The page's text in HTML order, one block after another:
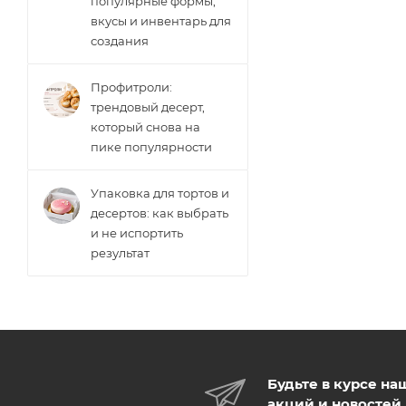
вкусы и инвентарь для
создания
Профитроли:
трендовый десерт,
который снова на
пике популярности
Упаковка для тортов и
десертов: как выбрать
и не испортить
результат
Будьте в курсе